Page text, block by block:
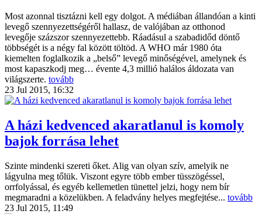
Most azonnal tisztázni kell egy dolgot. A médiában állandóan a kinti
levegő szennyezettségéről hallasz, de valójában az otthonod
levegője százszor szennyezettebb. Ráadásul a szabadidőd döntő
többségét is a négy fal között töltöd. A WHO már 1980 óta
kiemelten foglalkozik a „belső” levegő minőségével, amelynek és
most kapaszkodj meg… évente 4,3 millió halálos áldozata van
világszerte. tovább
23 Jul 2015, 16:32
A házi kedvenced akaratlanul is komoly
bajok forrása lehet
Szinte mindenki szereti őket. Alig van olyan szív, amelyik ne
lágyulna meg tőlük. Viszont egyre több ember tüsszögéssel,
orrfolyással, és egyéb kellemetlen tünettel jelzi, hogy nem bír
megmaradni a közelükben. A feladvány helyes megfejtése... tovább
23 Jul 2015, 11:49